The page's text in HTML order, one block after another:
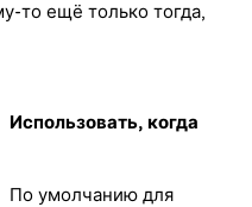
то ещё только тогда,
Использовать, когда
По умолчанию для